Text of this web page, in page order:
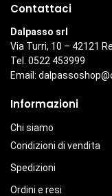
Contattaci
Dalpasso srl
Via Turri, 10 – 42121
Tel. 0522 453999
Email:
Informazioni
Chi siamo
Condizioni di vendita
Spedizioni
Ordini e resi